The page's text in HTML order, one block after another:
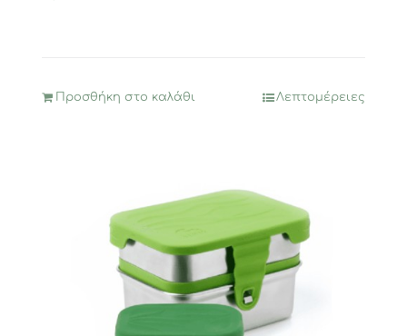
Προσθήκη στο καλάθι Λεπτομέρειες